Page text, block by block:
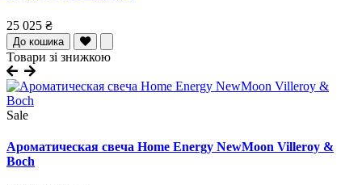
25 025 ₴
До кошика
Товари зі знижкою
Sale
Ароматическая свеча Home Energy NewMoon Villeroy &
Boch